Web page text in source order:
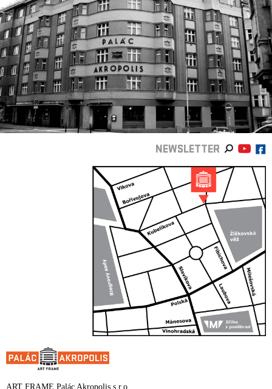
NEWSLETTER
ART FRAME Palác Akropolis s.r.o.